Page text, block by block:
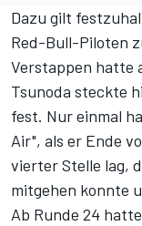
Dazu gilt
Red-Bull-Piloten
Verstappen hatte
Tsunoda steckte
fest. Nur einmal
Air", als er Ende
vierter Stelle lag,
mitgehen konnte
Ab Runde 24